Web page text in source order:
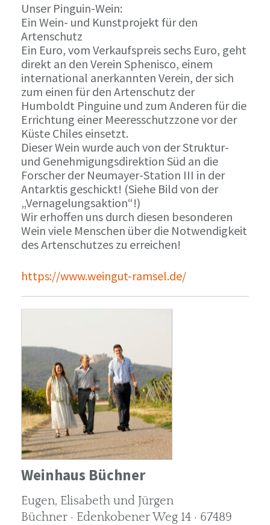
Unser Pinguin-Wein:
Ein Wein- und Kunstprojekt für den
Artenschutz
Ein Euro, vom Verkaufspreis sechs Euro, geht
direkt an den Verein Sphenisco, einem
international anerkannten Verein, der sich
zum einen für den Artenschutz der
Humboldt Pinguine und zum Anderen für die
Errichtung einer Meeresschutzzone vor der
Küste Chiles einsetzt.
Dieser Wein wurde auch von der Struktur-
und Genehmigungsdirektion Süd an die
Forscher der Neumayer-Station III in der
Antarktis geschickt! (Siehe Bild von der
„Vernagelungsaktion“!)
Wir erhoffen uns durch diesen besonderen
Wein viele Menschen über die Notwendigkeit
des Artenschutzes zu erreichen!
https://www.weingut-ramsel.de/
Weinhaus Büchner
Eugen, Elisabeth und Jürgen
Büchner · Edenkobener Weg 14 · 67489